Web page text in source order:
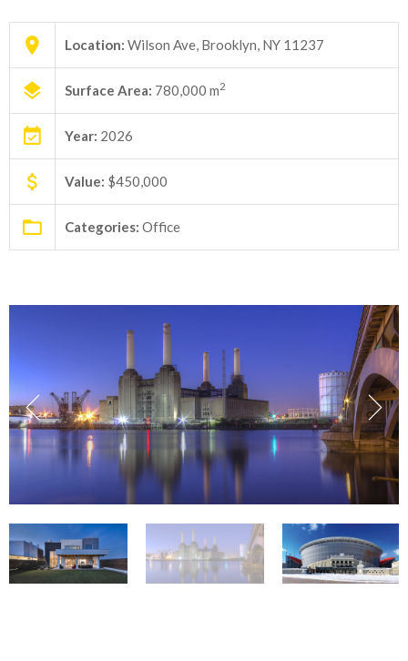
Location: Wilson Ave, Brooklyn, NY 11237
Surface Area: 780,000 m2
Year: 2026
Value: $450,000
Categories: Office